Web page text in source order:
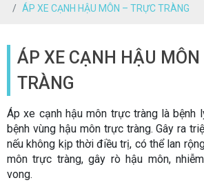
ÁP XE CẠNH HẬU MÔN – TRỰC TRÀNG
ÁP XE CẠNH HẬU MÔN
TRÀNG
Áp xe cạnh hậu môn trực tràng là bệnh
bệnh vùng hậu môn trực tràng. Gây ra
nếu không kịp thời điều trị, có thể lan
môn trực tràng, gây rò hậu môn,
vong.